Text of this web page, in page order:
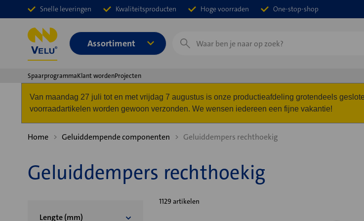
Snelle leveringen Kwaliteitsproducten Hoge voorraden One-stop-shop
Assortiment
Zoeken
SpaarprogrammaKlant wordenProjecten
Van maandag 27 juli tot en met vrijdag 7 augustus is onze productieafdeling grotendeels
voorraadartikelen worden gewoon verzonden. We wensen iedereen een fijne vakantie!
Home Geluiddempende componenten Geluiddempers rechthoekig
Geluiddempers rechthoekig
Lengte (mm)
1129 artikelen